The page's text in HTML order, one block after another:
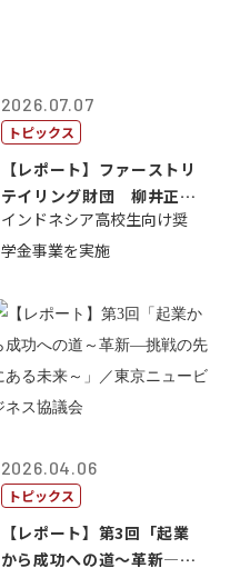
2026.07.07
トピックス
【レポート】ファーストリ
テイリング財団 柳井正
理事長
インドネシア高校生向け奨
学金事業を実施
2026.04.06
トピックス
【レポート】第3回「起業
から成功への道～革新―挑